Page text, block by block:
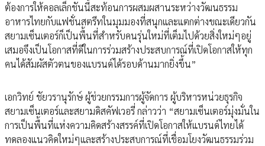
ต้องการให้คอลเล็กชันนี้สะท้อนการผสมผสานระหว่างวัฒนธรรม
อาหารไทยกับแฟชั่นสตรีทในมุมมองที่สนุกและแตกต่างขณะเดียวกัน
สยามเซ็นเตอร์ก็เป็นพื้นที่สำหรับคนรุ่นใหม่ที่เต็มไปด้วยสิ่งใหม่ๆอยู่
เสมอจึงเป็นโอกาสที่ดีในการร่วมสร้างประสบการณ์ที่เปิดโอกาสให้ทุก
คนได้สัมผัสตัวตนของแบรนด์ได้รอบด้านมากยิ่งขึ้น”
เอกวิทย์ ชัยวรานุรักษ์ ผู้ช่วยกรรมการผู้จัดการ ผู้บริหารหน่วยธุรกิจ
สยามเซ็นเตอร์และสยามดิสคัฟเวอรี่ กล่าวว่า “สยามเซ็นเตอร์มุ่งมั่นใน
การเป็นพื้นที่แห่งความคิดสร้างสรรค์ที่เปิดโอกาสให้แบรนด์ไทยได้
ทดลองแนวคิดใหม่ๆและสร้างประสบการณ์ที่เชื่อมโยงวัฒนธรรมร่วม